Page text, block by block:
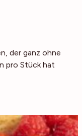
der ganz ohne
pro Stück hat